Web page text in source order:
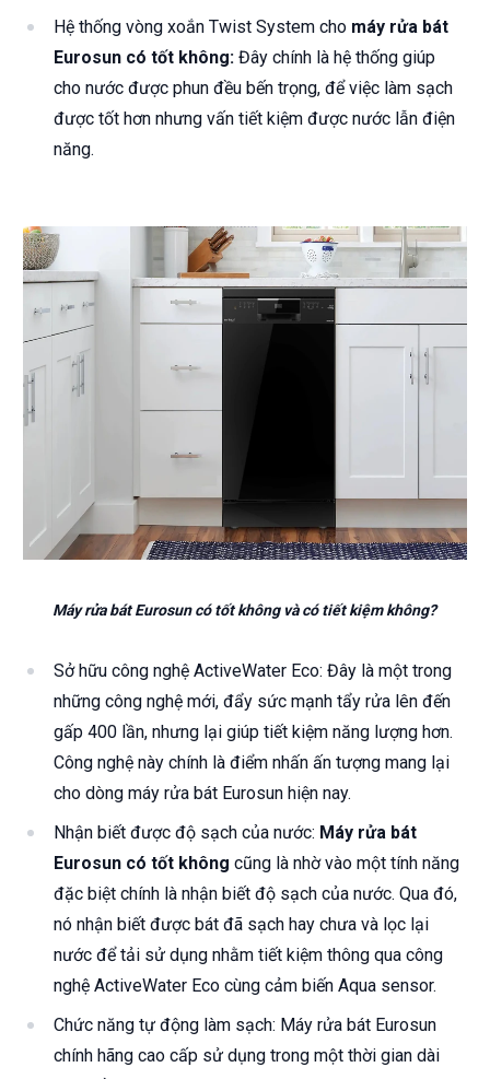
Hệ thống vòng xoắn Twist System cho máy rửa bát
Eurosun có tốt không: Đây chính là hệ thống giúp
cho nước được phun đều bến trọng, để việc làm sạch
được tốt hơn nhưng vấn tiết kiệm được nước lẫn điện
năng.
Máy rửa bát Eurosun có tốt không và có tiết kiệm không?
Sở hữu công nghệ ActiveWater Eco: Đây là một trong
những công nghệ mới, đẩy sức mạnh tẩy rửa lên đến
gấp 400 lần, nhưng lại giúp tiết kiệm năng lượng hơn.
Công nghệ này chính là điểm nhấn ấn tượng mang lại
cho dòng máy rửa bát Eurosun hiện nay.
Nhận biết được độ sạch của nước: Máy rửa bát
Eurosun có tốt không cũng là nhờ vào một tính năng
đặc biệt chính là nhận biết độ sạch của nước. Qua đó,
nó nhận biết được bát đã sạch hay chưa và lọc lại
nước để tải sử dụng nhằm tiết kiệm thông qua công
nghệ ActiveWater Eco cùng cảm biến Aqua sensor.
Chức năng tự động làm sạch: Máy rửa bát Eurosun
chính hãng cao cấp sử dụng trong một thời gian dài